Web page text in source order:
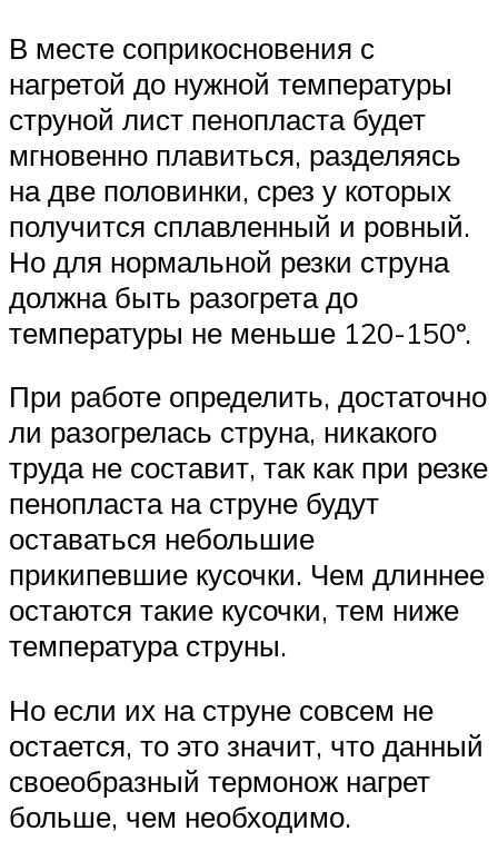
В месте соприкосновения с
нагретой до нужной температуры
струной лист пенопласта будет
мгновенно плавиться, разделяясь
на две половинки, срез у которых
получится сплавленный и ровный.
Но для нормальной резки струна
должна быть разогрета до
температуры не меньше 120-150º.
При работе определить, достаточно
ли разогрелась струна, никакого
труда не составит, так как при резке
пенопласта на струне будут
оставаться небольшие
прикипевшие кусочки. Чем длиннее
остаются такие кусочки, тем ниже
температура струны.
Но если их на струне совсем не
остается, то это значит, что данный
своеобразный термонож нагрет
больше, чем необходимо.